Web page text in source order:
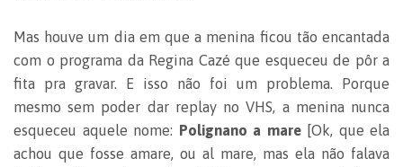
Mas houve um dia em que a menina ficou tão encantada
com o programa da Regina Cazé que esqueceu de pôr a
fita pra gravar. E isso não foi um problema. Porque
mesmo sem poder dar replay no VHS, a menina nunca
esqueceu aquele nome: Polignano a mare [Ok, que ela
achou que fosse amare, ou al mare, mas ela não falava